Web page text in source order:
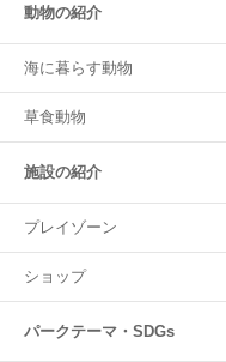
動物の紹介
海に暮らす動物
草食動物
施設の紹介
プレイゾーン
ショップ
パークテーマ・SDGs